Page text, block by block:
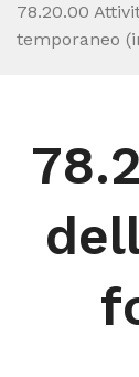
78.20.00
temporaneo